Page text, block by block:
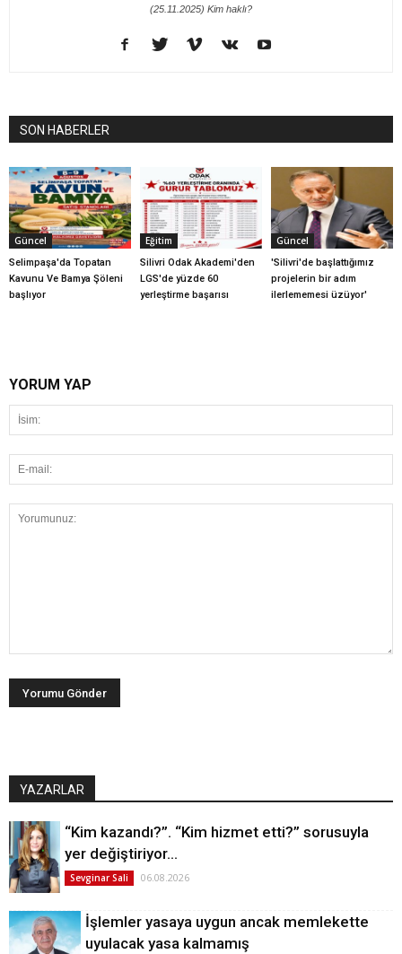
(25.11.2025) Kim haklı?
SON HABERLER
Güncel
Selimpaşa'da Topatan
Kavunu Ve Bamya Şöleni
başlıyor
Eğitim
Silivri Odak Akademi'den
LGS'de yüzde 60
yerleştirme başarısı
Güncel
'Silivri'de başlattığımız
projelerin bir adım
ilerlememesi üzüyor'
YORUM YAP
YAZARLAR
“Kim kazandı?”. “Kim hizmet etti?” sorusuyla
yer değiştiriyor…
Sevginar Sali 06.08.2026
İşlemler yasaya uygun ancak memlekette
uyulacak yasa kalmamış